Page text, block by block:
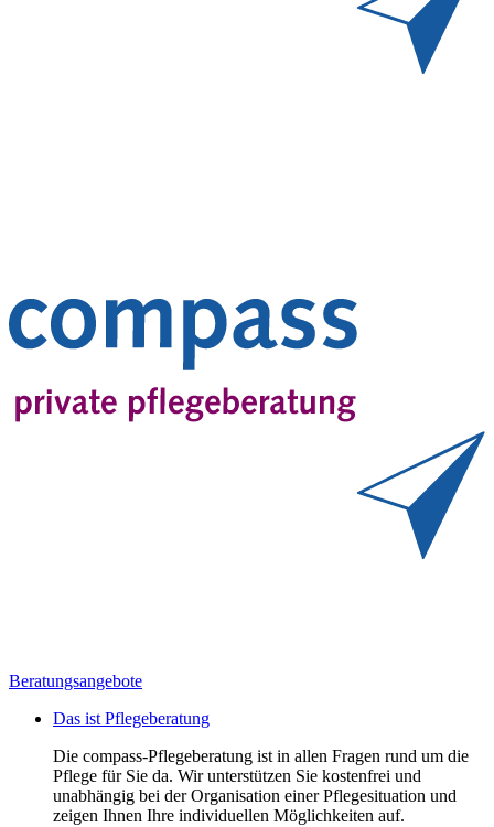
Beratungsangebote
Das ist Pflegeberatung
Die compass-Pflegeberatung ist in allen Fragen rund um die
Pflege für Sie da. Wir unterstützen Sie kostenfrei und
unabhängig bei der Organisation einer Pflegesituation und
zeigen Ihnen Ihre individuellen Möglichkeiten auf.